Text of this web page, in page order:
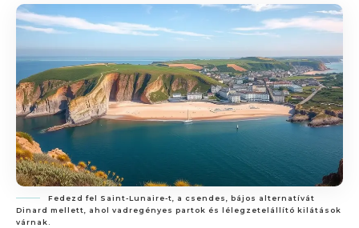
Fedezd fel Saint-Lunaire-t, a csendes, bájos alternatívát
Dinard mellett, ahol vadregényes partok és lélegzetelállító kilátások
várnak.